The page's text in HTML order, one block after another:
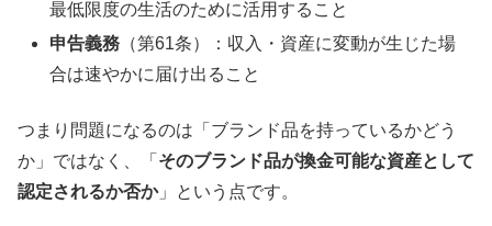
最低限度の生活のために活用すること
申告義務 （第61条）：収入・資産に変動が生じた場
合は速やかに届け出ること
つまり問題になるのは「ブランド品を持っているかどう
か」ではなく、「 そのブランド品が換金可能な資産として
認定されるか否か」という点です。